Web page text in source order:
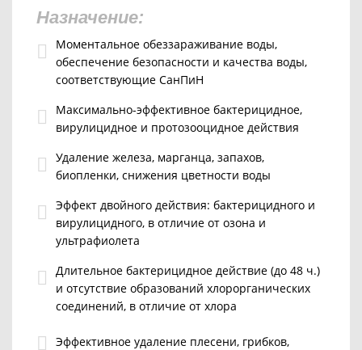
Назначение:
Моментальное обеззараживание воды,
обеспечение безопасности и качества воды,
соответствующие СанПиН
Максимально-эффективное бактерицидное,
вирулицидное и протозооцидное действия
Удаление железа, марганца, запахов,
биопленки, снижения цветности воды
Эффект двойного действия: бактерицидного и
вирулицидного, в отличие от озона и
ультрафиолета
Длительное бактерицидное действие (до 48 ч.)
и отсутствие образований хлорорганических
соединений, в отличие от хлора
Эффективное удаление плесени, грибков,